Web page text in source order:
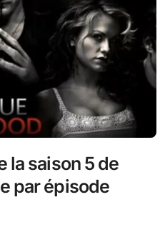
la saison 5 de
par épisode